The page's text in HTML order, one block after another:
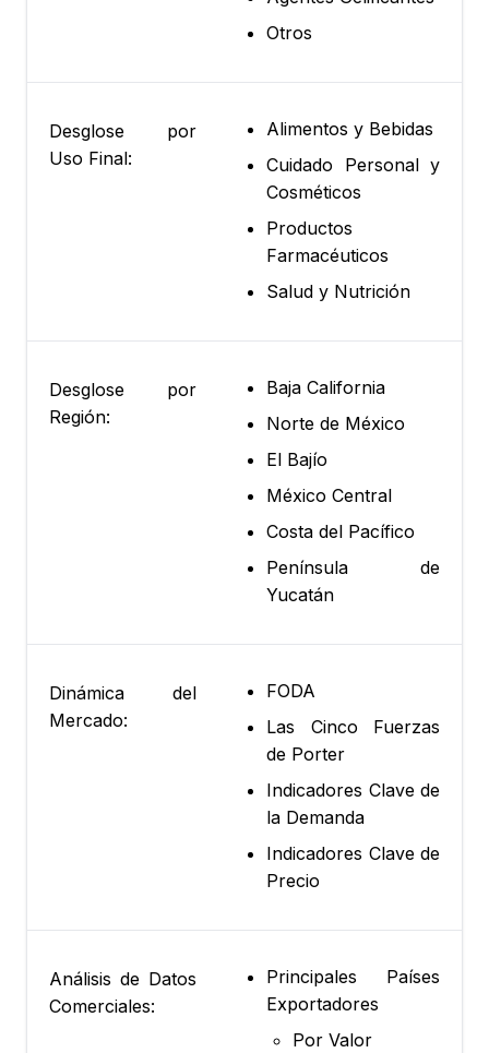
Otros
Desglose por
Uso Final:
Alimentos y Bebidas
Cuidado Personal y
Cosméticos
Productos
Farmacéuticos
Salud y Nutrición
Desglose por
Región:
Baja California
Norte de México
El Bajío
México Central
Costa del Pacífico
Península de
Yucatán
Dinámica del
Mercado:
FODA
Las Cinco Fuerzas
de Porter
Indicadores Clave de
la Demanda
Indicadores Clave de
Precio
Análisis de Datos
Comerciales:
Principales Países
Exportadores
Por Valor